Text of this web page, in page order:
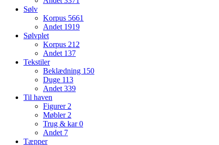
Sølv
Korpus 5661
Andet 1919
Sølvplet
Korpus 212
Andet 137
Tekstiler
Beklædning 150
Duge 113
Andet339
Til haven
Figurer2
Møbler2
Trug & kar0
Andet 7
Tæpper